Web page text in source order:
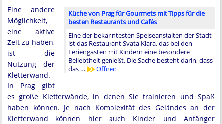
Küche von Prag für Gourmets mit Tipps für die
besten Restaurants und Cafés
Eine der bekanntesten Speiseanstalten der Stadt
ist das Restaurant Svata Klara, das bei den
Feriengästen mit Kindern eine besondere
Beliebtheit genießt. Die Sache besteht darin, dass
das …
Öffnen
Eine andere
Möglichkeit,
eine aktive
Zeit zu haben,
ist die
Nutzung der
Kletterwand.
In Prag gibt
es große Kletterwände, in denen Sie trainieren und Spaß
haben können. Je nach Komplexität des Geländes an der
Kletterwand können hier auch Kinder und Anfänger